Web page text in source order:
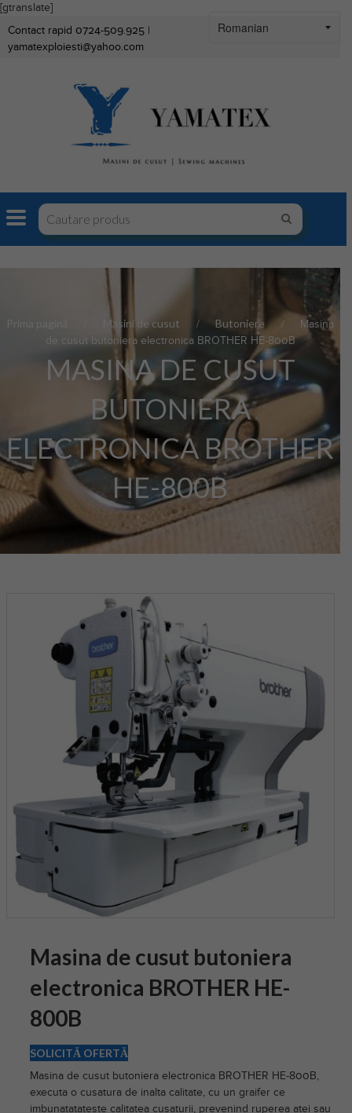
[gtranslate]
Contact rapid 0724-509.925 |
yamatexploiesti@yahoo.com
Prima pagină Masini de cusut Butoniere
Masina
de cusut butoniera electronica BROTHER HE-800B
MASINA DE CUSUT
BUTONIERA
ELECTRONICA BROTHER
HE-800B
Masina de cusut butoniera
electronica BROTHER HE-
800B
SOLICITĂ OFERTĂ
Masina de cusut butoniera electronica BROTHER HE-800B,
executa o cusatura de inalta calitate, cu un graifer ce
imbunatatateste calitatea cusaturii, prevenind ruperea atei sau